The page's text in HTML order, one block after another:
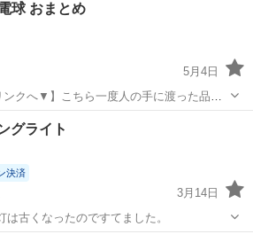
球 おまとめ
5月4日
クへ▼】こちら一度人の手に渡った品で
どうぞ。また素人がお安く提供するにも
求される方が散見されますが、あくまで
店舗業者から...
具 素人
グライト
決済
3月14日
古くなったのですてました。